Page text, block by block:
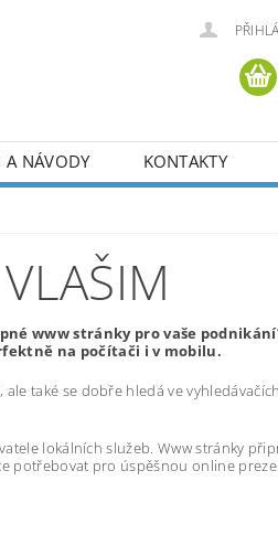
A NÁVODY KONTAKTY
www stránky pro vaše
na počítači i v mobilu.
také se dobře hledá ve
lokálních služeb. Www stránky
potřebovat pro úspěšnou online